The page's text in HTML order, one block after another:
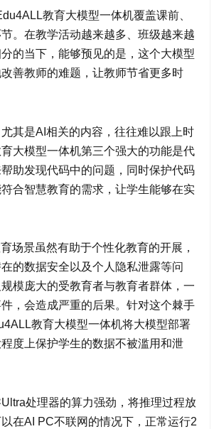
教育大模型一体机覆盖课前、
。在教学活动越来越多、班级越来越
的当下，能够预见的是，这个大模型
善教师的难题，让教师节省更多时
其是AI相关的内容，往往难以跟上时
大模型一体机第三个强大的功能是代
助发现代码中的问题，同时保护代码
合智慧教育的需求，让学生能够在实
场景虽然有助于个性化教育的开展，
的数据安全以及个人隐私泄露等问
模庞大的受教育者与教育者群体，一
，会造成严重的后果。针对这个棘手
教育大模型一体机将大模型部署
度上保护学生的数据不被滥用和泄
处理器的算力强劲，将推理过程放
在AI PC不联网的情况下，正常运行2